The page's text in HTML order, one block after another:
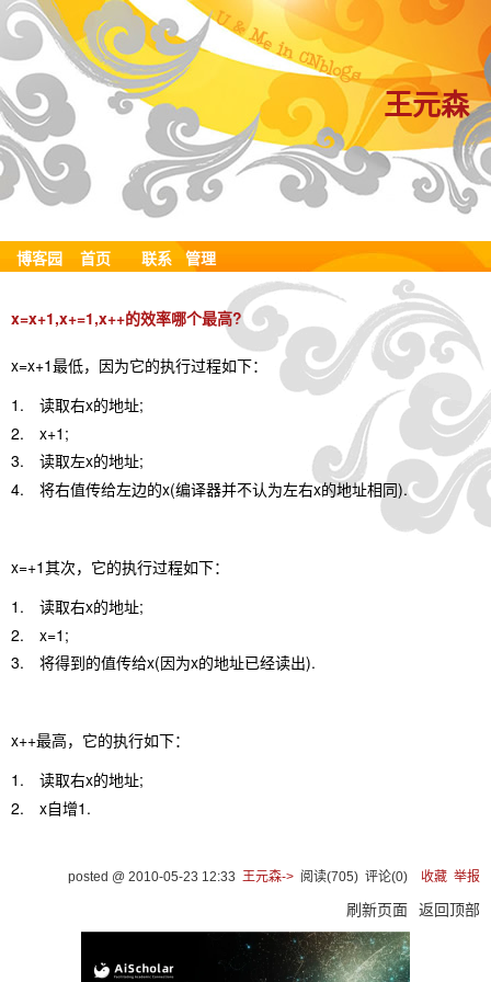
王元森
博客园 首页 联系 管理
x=x+1,x+=1,x++的效率哪个最高?
x=x+1 最低，因为它的执行过程如下：
1. 读取右x的地址;
2.
x+1;
3.
读取左x的地址;
4.
将右值传给左边的x(编译器并不认为左右x的地址相同 ).
x=+1 其次，它的执行过程如下：
1. 读取右x的地址;
2.
x=1;
3.
将得到的值传给x( 因为x的地址已经读出).
x++最高，它的执行如下：
1. 读取右x的地址;
2.
x 自增1.
posted @ 2010-05-23 12:33 王元森-> 阅读(705) 评论(0) 收藏 举报
刷新页面 返回顶部